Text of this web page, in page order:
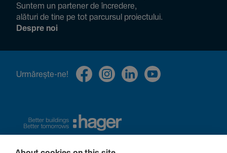
Suntem un partener de încre­dere,
alături de tine pe tot parcursul proiec­tului.
Despre noi
Urmă­rește-ne!